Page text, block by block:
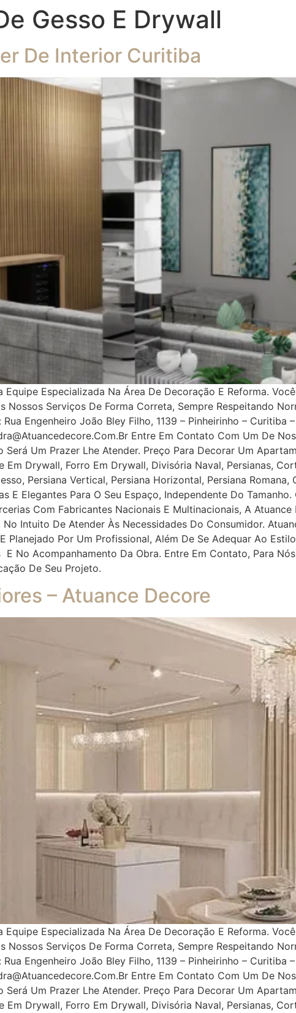
Gesso E Drywall
De Interior Curitiba
Especializada Na Área De Decoração E Reforma.
Nossos Serviços De Forma Correta, Sempre Respeitando
Engenheiro João Bley Filho, 1139 – Pinheirinho – Curitiba
Entre Em Contato Com Um De
Será Um Prazer Lhe Atender. Preço Para Decorar Um
Em Drywall, Forro Em Drywall, Divisória Naval, Persianas,
Persiana Vertical, Persiana Horizontal, Persiana
E Elegantes Para O Seu Espaço, Independente Do
Com Fabricantes Nacionais E Multinacionais, A
Intuito De Atender Às Necessidades Do Consumidor.
Planejado Por Um Profissional, Além De Se Adequar Ao
No Acompanhamento Da Obra. Entre Em Contato, Para
De Seu Projeto.
– Atuance Decore
Especializada Na Área De Decoração E Reforma.
Nossos Serviços De Forma Correta, Sempre Respeitando
Engenheiro João Bley Filho, 1139 – Pinheirinho – Curitiba
Entre Em Contato Com Um De
Será Um Prazer Lhe Atender. Preço Para Decorar Um
Em Drywall, Forro Em Drywall, Divisória Naval, Persianas,